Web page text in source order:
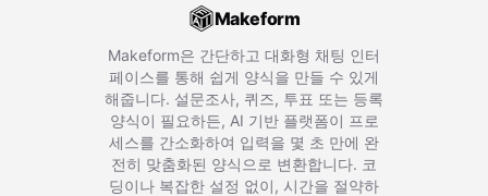
Makeform
Makeform은 간단하고 대화형 채팅 인터
페이스를 통해 쉽게 양식을 만들 수 있게
해줍니다. 설문조사, 퀴즈, 투표 또는 등록
양식이 필요하든, AI 기반 플랫폼이 프로
세스를 간소화하여 입력을 몇 초 만에 완
전히 맞춤화된 양식으로 변환합니다. 코
딩이나 복잡한 설정 없이, 시간을 절약하